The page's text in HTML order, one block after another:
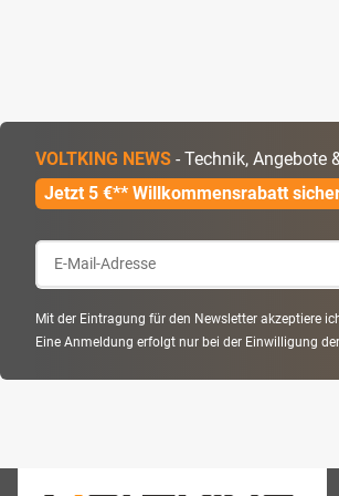
VOLTKING NEWS - Technik, Angebote
Jetzt 5 €** Willkommensrabatt
Mit der Eintragung für den Newsletter akzeptiere
Eine Anmeldung erfolgt nur bei der Einwilligung